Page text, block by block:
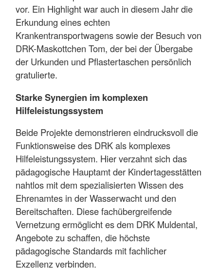
vor. Ein Highlight war auch in diesem Jahr die
Erkundung eines echten
Krankentransportwagens sowie der Besuch von
DRK-Maskottchen Tom, der bei der Übergabe
der Urkunden und Pflastertaschen persönlich
gratulierte.
Starke Synergien im komplexen
Hilfeleistungssystem
Beide Projekte demonstrieren eindrucksvoll die
Funktionsweise des DRK als komplexes
Hilfeleistungssystem. Hier verzahnt sich das
pädagogische Hauptamt der Kindertagesstätten
nahtlos mit dem spezialisierten Wissen des
Ehrenamtes in der Wasserwacht und den
Bereitschaften. Diese fachübergreifende
Vernetzung ermöglicht es dem DRK Muldental,
Angebote zu schaffen, die höchste
pädagogische Standards mit fachlicher
Exzellenz verbinden.